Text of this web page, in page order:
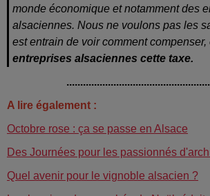
monde économique et notamment des
alsaciennes. Nous ne voulons pas les
est entrain de voir comment compenser,
entreprises alsaciennes cette taxe.
A lire également :
Octobre rose : ça se passe en Alsace
Des Journées pour les passionnés
Quel avenir pour le vignoble alsacien ?